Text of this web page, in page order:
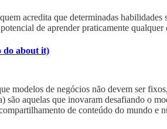
acredita que determinadas habilidades
de aprender praticamente
do about it)
modelos de negócios não devem ser
aquelas que inovaram desafiando o
de conteúdo do mundo e